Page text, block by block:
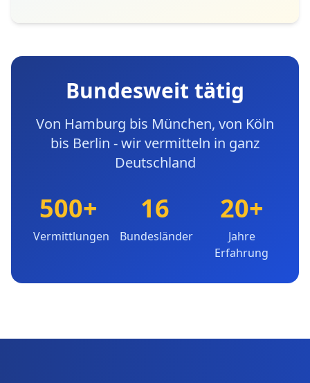
Bundesweit tätig
Von Hamburg bis München, von Köln
bis Berlin - wir vermitteln in ganz
Deutschland
500+
Vermittlungen
16
Bundesländer
20+
Jahre
Erfahrung